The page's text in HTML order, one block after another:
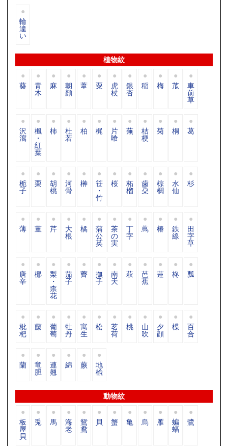
輪
違
い
植物紋
葵 青
木
麻 朝
顔
葦 粟 虎
杖
銀
杏
稲 梅 苽 車
前
草
沢
瀉
楓
・
紅
葉
柿 杜
若
柏 梶 片
喰
蕪 桔
梗
菊 桐 葛
栀
子
栗 胡
桃
河
骨
榊 笹
・
竹
桜 柘
榴
歯
朶
棕
櫚
水
仙
杉
薄 董 芹 大
根
橘 蒲
公
英
茶
の
実
丁
字
蔦 椿 鉄
線
田
字
草
唐
辛
梛 梨
・
柰
花
茄
子
薺 撫
子
南
天
萩 芭
蕉
蓮 柊 瓢
枇
杷
藤 葡
萄
牡
丹
寓
生
松 茗
荷
桃 山
吹
夕
顔
楪 百
合
蘭 竜
胆
連
翹
綿 蕨 地
楡
動物紋
板
屋
貝
兎 馬 海
老
鴛
鴦
貝 蟹 亀 烏 雁 蝙
蝠
鷺